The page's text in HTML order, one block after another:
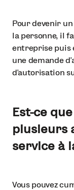
Pour devenir
la personne, il
entreprise puis
une demande
d’autorisation
Est-ce
plusieurs
service à
Vous pouvez